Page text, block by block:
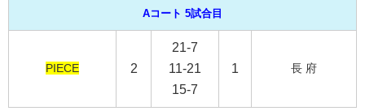
Aコート 5試合目
PIECE 2
21-7
11-21
15-7
1 長 府